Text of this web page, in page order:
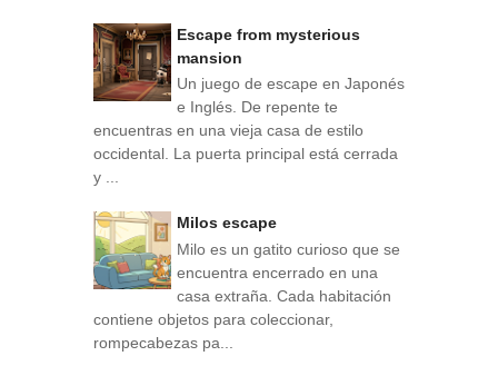
Escape from mysterious
mansion
Un juego de escape en Japonés
e Inglés. De repente te
encuentras en una vieja casa de estilo
occidental. La puerta principal está cerrada
y ...
Milos escape
Milo es un gatito curioso que se
encuentra encerrado en una
casa extraña. Cada habitación
contiene objetos para coleccionar,
rompecabezas pa...